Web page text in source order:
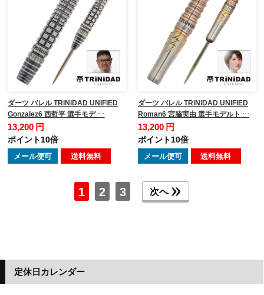
ダーツ バレル TRiNiDAD UNIFIED
Gonzalez6 西哲平 選手モデ …
13,200 円
ポイント10倍
メール便可 送料無料
ダーツ バレル TRiNiDAD UNIFIED
Roman6 宮脇実由 選手モデルト …
13,200 円
ポイント10倍
メール便可 送料無料
1 2 3 次へ
定休日カレンダー